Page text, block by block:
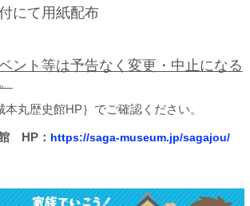
にて用紙配布
ント等は予告なく変更・中止になる
丸歴史館HP｝でご確認ください。
HP： https://saga-museum.jp/sagajou/